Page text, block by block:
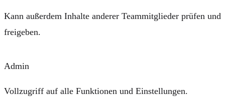
Kann außerdem Inhalte anderer Teammitglieder prüfen und
freigeben.
Admin
Vollzugriff auf alle Funktionen und Einstellungen.